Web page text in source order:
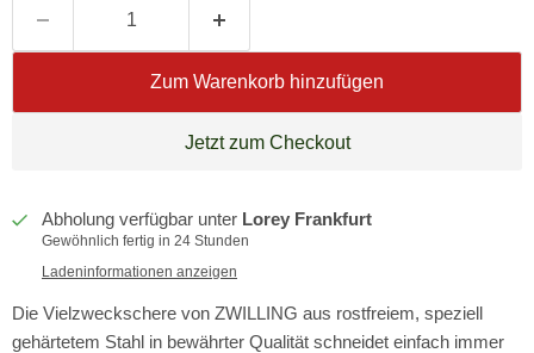
Zum Warenkorb hinzufügen
Jetzt zum Checkout
Abholung verfügbar unter Lorey Frankfurt
Gewöhnlich fertig in 24 Stunden
Ladeninformationen anzeigen
Die Vielzweckschere von ZWILLING aus rostfreiem, speziell
gehärtetem Stahl in bewährter Qualität schneidet einfach immer